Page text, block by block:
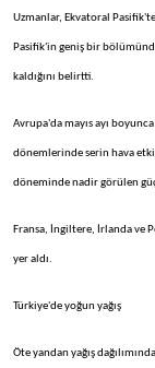
Uzmanlar, Ekvatoral
Pasifik'in geniş bir
kaldığını belirtti.
Avrupa'da mayıs ayı
dönemlerinde serin hava
döneminde nadir görülen
Fransa, İngiltere, İrlanda ve
yer aldı.
Türkiye'de yoğun yağış
Öte yandan yağış